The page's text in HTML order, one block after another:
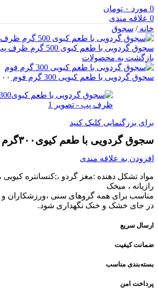
0 مورد ۰ تومان
0 علاقه مندی
خانه/ سجوق
سجوق گردویی با طعم کیوی 500 گرم ظرف پپ
بازگشت به محصولات
سجوق گردویی با طعم کیویی 300 گرم فوم
برای بزرگنمایی کلیک کنید
سجوق گردویی با طعم کیوی۳۰۰گرم ظرف پپ
افزودن به علاقه مندی
مواد تشکل دهنده :مغز گردو ،;کنسانتره کیویی
رازیانه ، میخک
مناسب برای همه گروهای سنی ،ورزشکاران و
در جای خشک و خنک نگهداری شود.
ارسال سریع
ضمانت کیفیت
بسته‌بندی مناسب
پرداخت امن